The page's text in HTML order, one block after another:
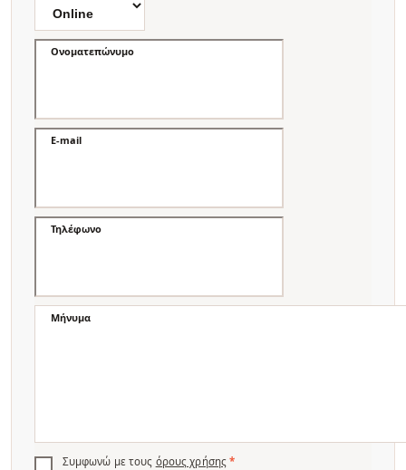
Ονοματεπώνυμο
E-mail
Τηλέφωνο
Μήνυμα
Συμφωνώ με τους όρους χρήσης *